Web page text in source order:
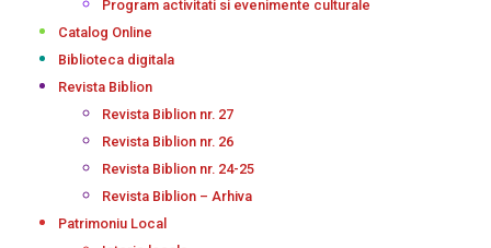
Program activitati si evenimente culturale
Catalog Online
Biblioteca digitala
Revista Biblion
Revista Biblion nr. 27
Revista Biblion nr. 26
Revista Biblion nr. 24-25
Revista Biblion – Arhiva
Patrimoniu Local